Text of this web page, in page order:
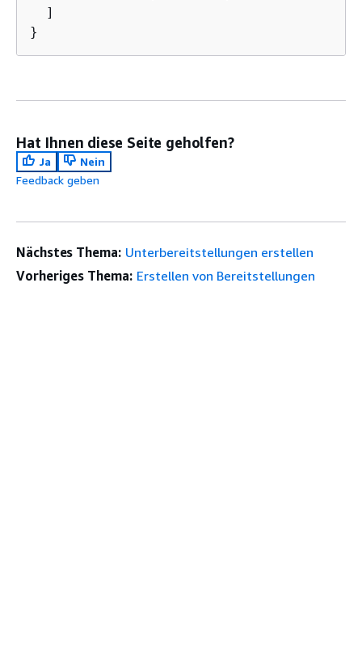
  ]
}
Hat Ihnen diese Seite geholfen?
Ja
Nein
Feedback geben
Nächstes Thema: Unterbereitstellungen erstellen
Vorheriges Thema: Erstellen von Bereitstellungen